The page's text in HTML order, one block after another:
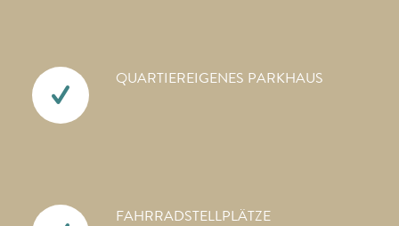
QUARTIEREIGENES PARKHAUS
FAHRRAD­STELLPLÄTZE